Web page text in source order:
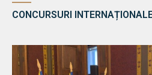
CONCURSURI